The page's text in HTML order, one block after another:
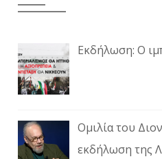
Εκδήλωση: Ο
Ομιλία του
εκδήλωση της